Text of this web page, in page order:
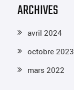
ARCHIVES
avril 2024
octobre 2023
mars 2022